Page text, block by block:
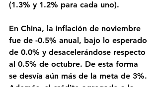
(1.3% y 1.2% para cada uno).
En China, la inflación de noviembre
fue de -0.5% anual, bajo lo esperado
de 0.0% y desacelerándose respecto
al 0.5% de octubre. De esta forma
se desvía aún más de la meta de 3%.